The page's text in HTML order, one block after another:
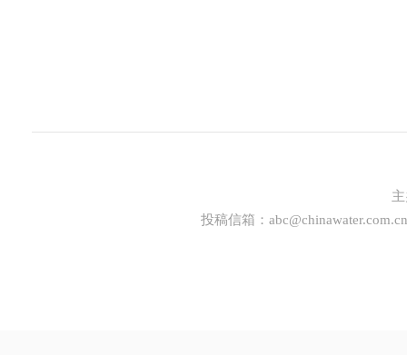
投稿信箱： abc@chinawater.com.cn